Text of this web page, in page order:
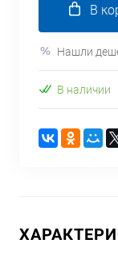
В
Нашли
В наличии